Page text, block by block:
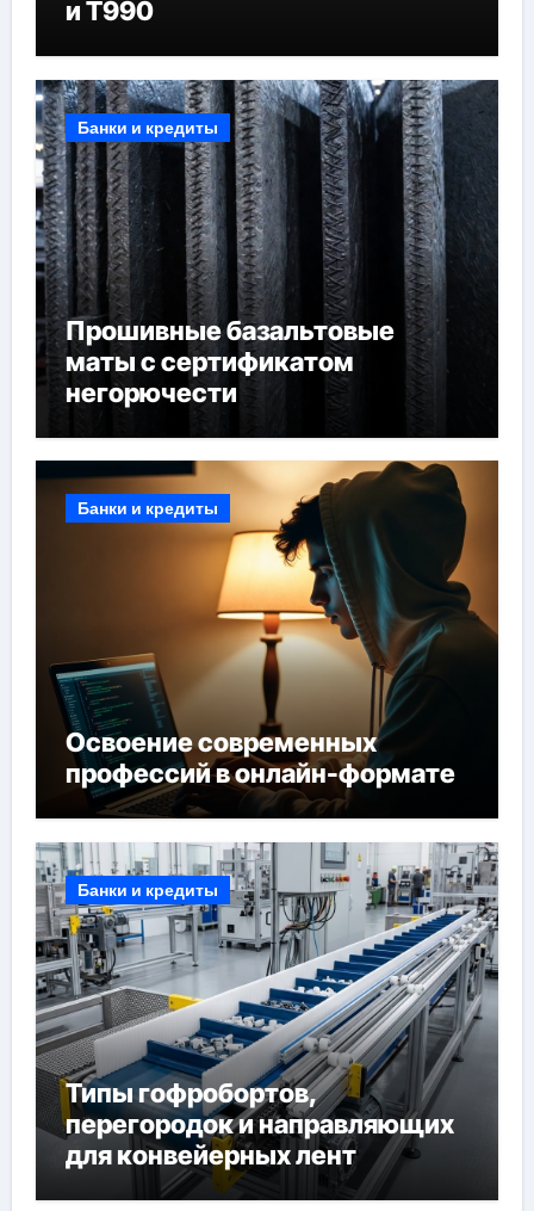
и T990
Банки и кредиты
Прошивные базальтовые
маты с сертификатом
негорючести
Банки и кредиты
Освоение современных
профессий в онлайн-формате
Банки и кредиты
Типы гофробортов,
перегородок и направляющих
для конвейерных лент